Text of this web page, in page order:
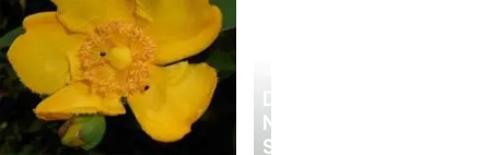
DESCUBRE
NUESTRA
SELECCIÓN